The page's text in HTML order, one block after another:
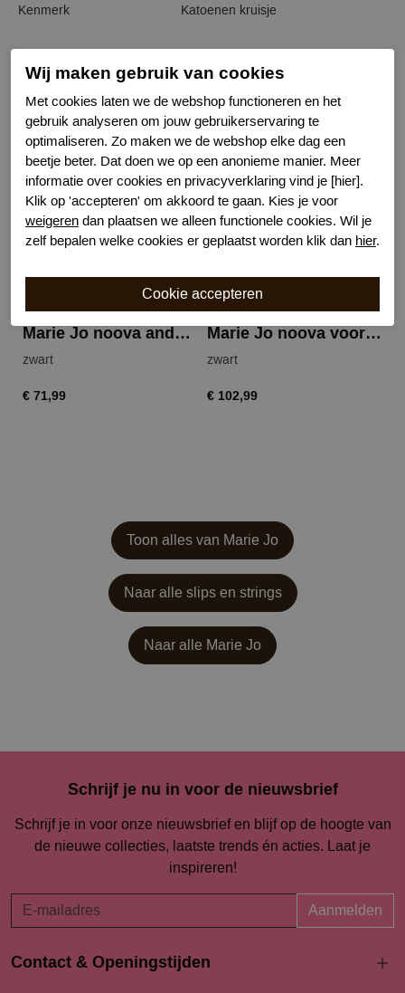
Kenmerk
Katoenen kruisje
Gerelateerde producten
Marie Jo noova andere accessoires
zwart
€ 71,99
Marie Jo noova voorgevormde bh
zwart
€ 102,99
Toon alles van Marie Jo
Naar alle slips en strings
Naar alle Marie Jo
Schrijf je nu in voor de nieuwsbrief
Schrijf je in voor onze nieuwsbrief en blijf op de hoogte van
de nieuwe collecties, laatste trends én acties. Laat je
inspireren!
Aanmelden
Contact & Openingstijden
Wij maken gebruik van cookies
Met cookies laten we de webshop functioneren en het
gebruik analyseren om jouw gebruikerservaring te
optimaliseren. Zo maken we de webshop elke dag een
beetje beter. Dat doen we op een anonieme manier. Meer
informatie over cookies en privacyverklaring vind je [hier].
Klik op 'accepteren' om akkoord te gaan. Kies je voor
weigeren dan plaatsen we alleen functionele cookies. Wil je
zelf bepalen welke cookies er geplaatst worden klik dan hier.